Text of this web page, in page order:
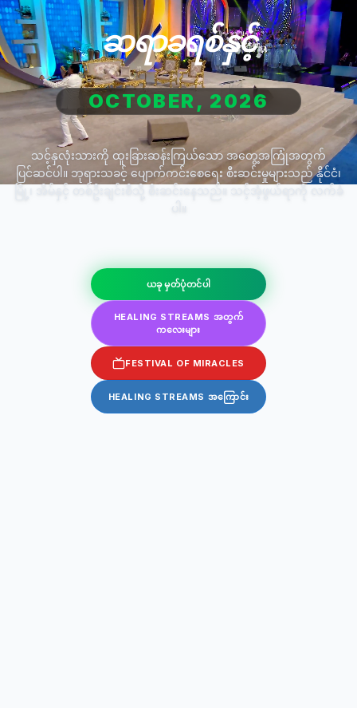
ဆရာခရစ်နှင့်
OCTOBER, 2026
သင့်နှလုံးသားကို ထူးခြားဆန်းကြယ်သော အတွေ့အကြုံအတွက်
ပြင်ဆင်ပါ။ ဘုရားသခင့် ပျောက်ကင်းစေရေး စီးဆင်းမှုများသည် နိုင်ငံ၊
ယခု မှတ်ပုံတင်ပါ
HEALING STREAMS အတွက်
ကလေးများ
FESTIVAL OF MIRACLES
HEALING STREAMS အကြောင်း